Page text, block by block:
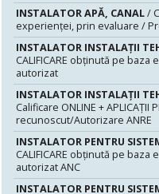
INSTALATOR APĂ, CANAL/
experienței, prin evaluare /
INSTALATOR INSTALAȚII
CALIFICARE obținută pe
autorizat
INSTALATOR INSTALAŢII
Calificare ONLINE + APLICAȚII
recunoscut/Autorizare ANRE
INSTALATOR PENTRU
CALIFICARE obținută pe
autorizat ANC
INSTALATOR PENTRU